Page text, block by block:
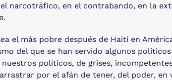
narcotráfico, en el contrabando, en la
el más pobre después de Haití en
del que se han servido algunos
políticos, de grises,
por el afán de tener, del poder, en